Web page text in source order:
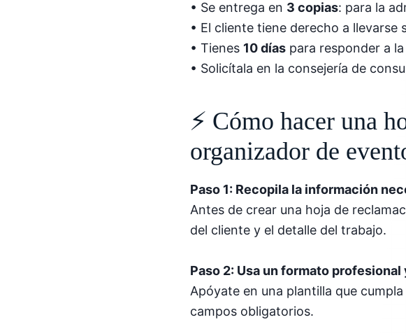
• Se entrega en 3 copias: para la
• El cliente tiene derecho a llevarse
• Tienes 10 días para responder a
• Solicítala en la consejería de
⚡ Cómo hacer una
organizador de
Paso 1: Recopila la información
Antes de crear una hoja de
del cliente y el detalle del trabajo.
Paso 2: Usa un formato
Apóyate en una plantilla que
campos obligatorios.